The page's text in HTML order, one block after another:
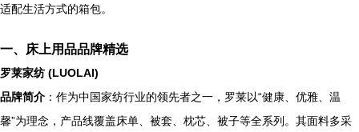
适配生活方式的箱包。
一、床上用品品牌精选
罗莱家纺 (LUOLAI)
品牌简介 ：作为中国家纺行业的领先者之一，罗莱以“健康、优雅、温
馨”为理念，产品线覆盖床单、被套、枕芯、被子等全系列。其面料多采